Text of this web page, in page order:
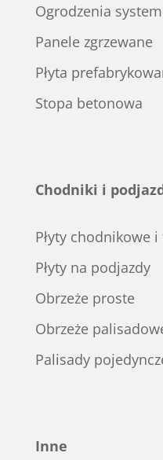
Ogrodzenia
Panele zgrzewane
Płyta
Stopa betonowa
Chodniki i
Płyty chodnikowe
Płyty na podjazdy
Obrzeże proste
Obrzeże
Palisady
Inne